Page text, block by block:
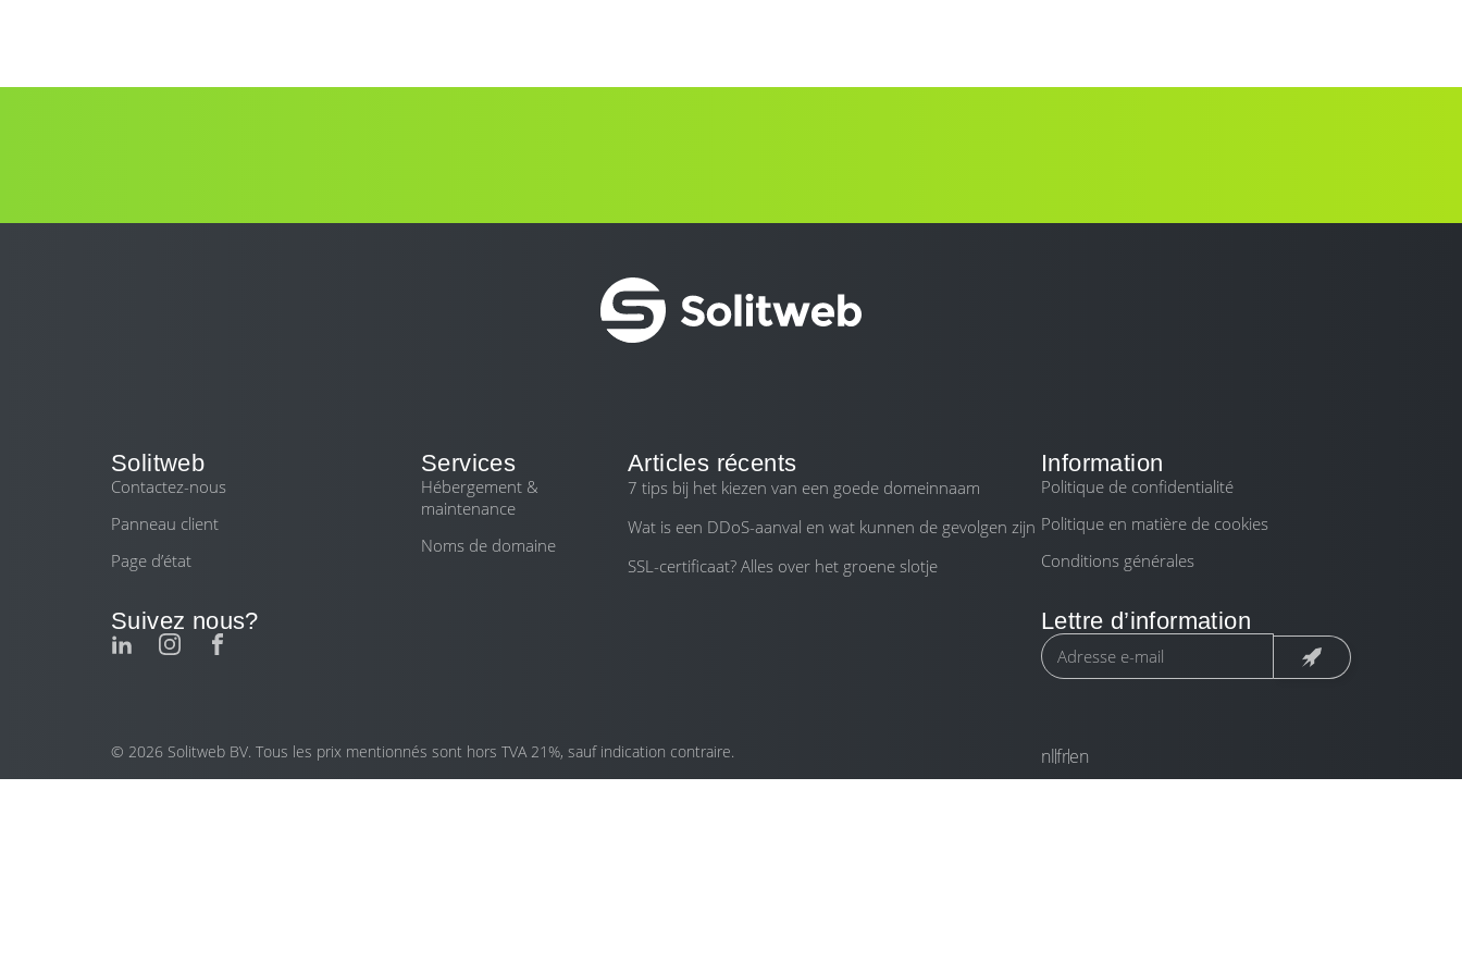
Solitweb
Contactez-nous
Panneau client
Page d’état
Suivez nous?
Services
Hébergement &
maintenance
Noms de domaine
Articles récents
7 tips bij het kiezen van een goede domeinnaam
Wat is een DDoS-aanval en wat kunnen de gevolgen zijn
SSL-certificaat? Alles over het groene slotje
Information
Politique de confidentialité
Politique en matière de cookies
Conditions générales
Lettre d’information
© 2026 Solitweb BV. Tous les prix mentionnés sont hors TVA 21%, sauf indication contraire. nlfren